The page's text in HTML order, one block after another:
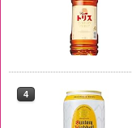
4